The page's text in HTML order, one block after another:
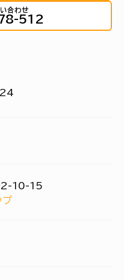
合わせ
512
2-10-15
プ